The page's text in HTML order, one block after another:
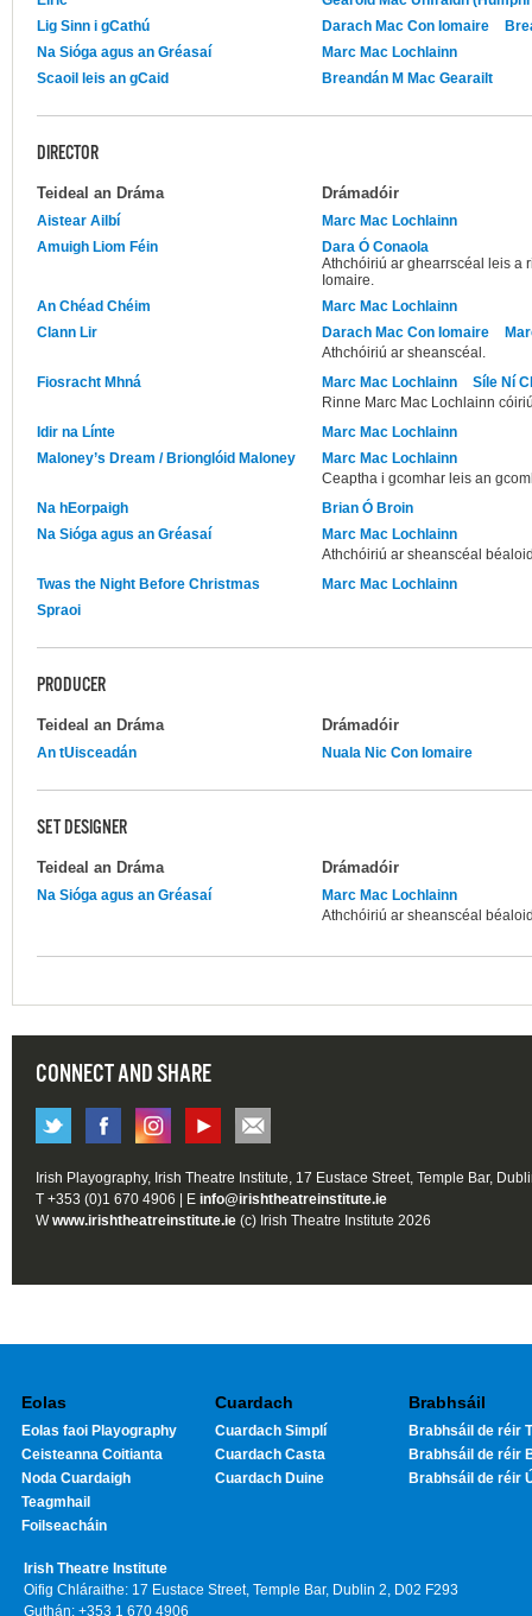
Lig Sinn i gCathú
Darach Mac Con Iomaire
Na Sióga agus an Gréasaí
Marc Mac Lochlainn
Scaoil leis an gCaid
Breandán M Mac Gearailt
DIRECTOR
Teideal an Dráma Drámadóir
Aistear Ailbí
Marc Mac Lochlainn
Amuigh Liom Féin
Dara Ó Conaola
Athchóiriú ar ghearrscéal leis a
Iomaire.
An Chéad Chéim
Marc Mac Lochlainn
Clann Lir
Darach Mac Con Iomaire
Athchóiriú ar sheanscéal.
Fiosracht Mhná
Marc Mac Lochlainn
Síle Ní
Rinne Marc Mac Lochlainn
Idir na Línte
Marc Mac Lochlainn
Maloney’s Dream / Brionglóid Maloney
Marc Mac Lochlainn
Ceaptha i gcomhar leis an
Na hEorpaigh
Brian Ó Broin
Na Sióga agus an Gréasaí
Marc Mac Lochlainn
Athchóiriú ar sheanscéal
Twas the Night Before Christmas
Marc Mac Lochlainn
Spraoi
PRODUCER
Teideal an Dráma Drámadóir
An tUisceadán Nuala Nic Con Iomaire
SET DESIGNER
Teideal an Dráma Drámadóir
Na Sióga agus an Gréasaí
Marc Mac Lochlainn
Athchóiriú ar sheanscéal
CONNECT AND SHARE
Irish Playography, Irish Theatre Institute, 17 Eustace Street, Temple Bar,
T +353 (0)1 670 4906 | E info@irishtheatreinstitute.ie
Wwww.irishtheatreinstitute.ie (c) Irish Theatre Institute 2026
Eolas
Eolas faoi Playography
Ceisteanna Coitianta
Noda Cuardaigh
Teagmhail
Foilseacháin
Cuardach
Cuardach Simplí
Cuardach Casta
Cuardach Duine
Brabhsáil
Brabhsáil de réir
Brabhsáil de réir
Brabhsáil de réir
Irish Theatre Institute
Oifig Chláraithe: 17 Eustace Street, Temple Bar, Dublin 2, D02 F293
Guthán: +353 1 670 4906